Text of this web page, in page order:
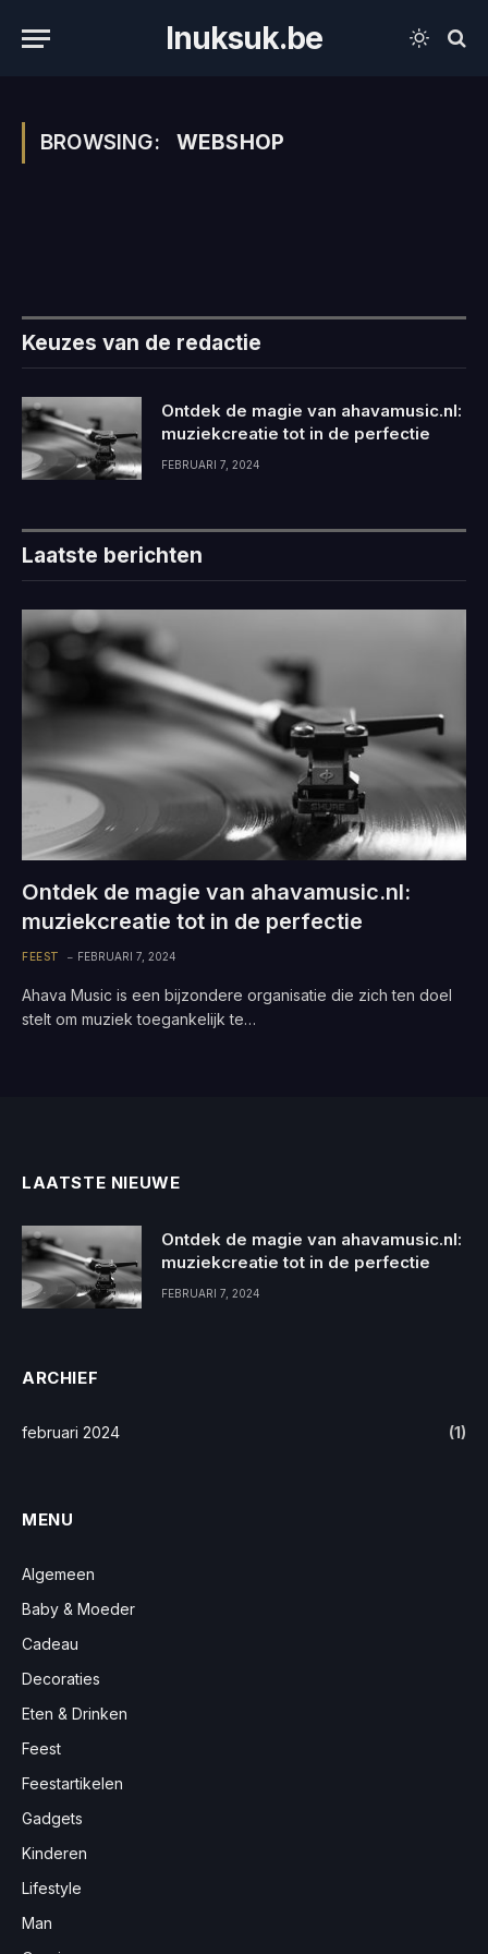
Inuksuk.be
BROWSING: WEBSHOP
Keuzes van de redactie
Ontdek de magie van ahavamusic.nl:
muziekcreatie tot in de perfectie
FEBRUARI 7, 2024
Laatste berichten
Ontdek de magie van ahavamusic.nl:
muziekcreatie tot in de perfectie
FEEST FEBRUARI 7, 2024
Ahava Music is een bijzondere organisatie die zich ten doel
stelt om muziek toegankelijk te…
LAATSTE NIEUWE
Ontdek de magie van ahavamusic.nl:
muziekcreatie tot in de perfectie
FEBRUARI 7, 2024
ARCHIEF
februari 2024 (1)
MENU
Algemeen
Baby & Moeder
Cadeau
Decoraties
Eten & Drinken
Feest
Feestartikelen
Gadgets
Kinderen
Lifestyle
Man